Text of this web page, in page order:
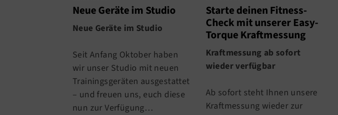
Neue Geräte im Studio
Neue Geräte im Studio
Seit Anfang Oktober haben
wir unser Studio mit neuen
Trainingsgeräten ausgestattet
– und freuen uns, euch diese
nun zur Verfügung…
Starte deinen Fitness-
Check mit unserer Easy-
Torque Kraftmessung
Kraftmessung ab sofort
wieder verfügbar
Ab sofort steht Ihnen unsere
Kraftmessung wieder zur